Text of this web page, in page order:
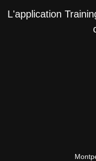
L'application